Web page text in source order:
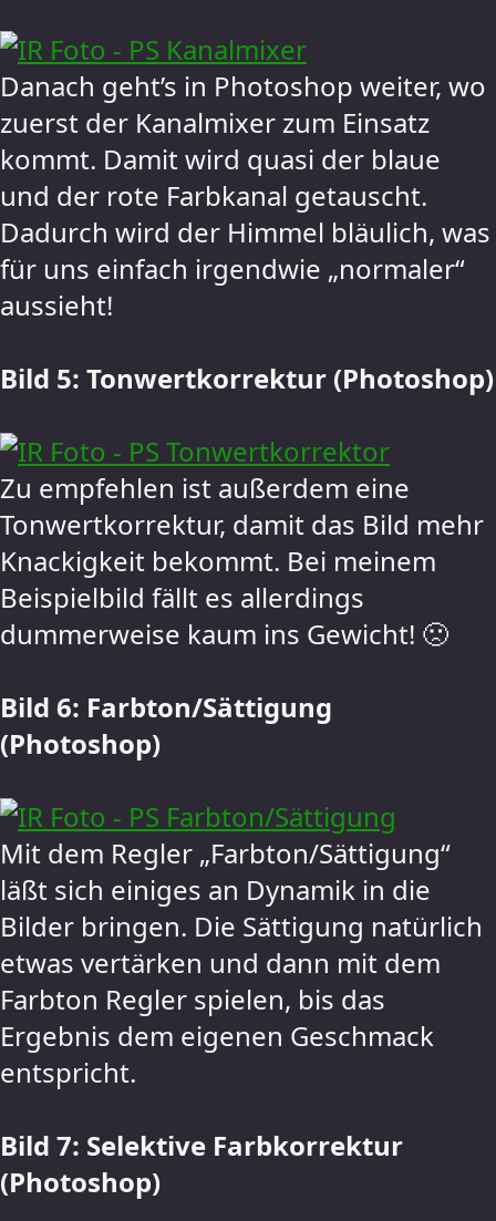
Danach geht’s in Photoshop weiter, wo
zuerst der Kanalmixer zum Einsatz
kommt. Damit wird quasi der blaue
und der rote Farbkanal getauscht.
Dadurch wird der Himmel bläulich, was
für uns einfach irgendwie „normaler“
aussieht!
Bild 5: Tonwertkorrektur (Photoshop)
Zu empfehlen ist außerdem eine
Tonwertkorrektur, damit das Bild mehr
Knackigkeit bekommt. Bei meinem
Beispielbild fällt es allerdings
dummerweise kaum ins Gewicht! 🙁
Bild 6: Farbton/Sättigung
(Photoshop)
Mit dem Regler „Farbton/Sättigung“
läßt sich einiges an Dynamik in die
Bilder bringen. Die Sättigung natürlich
etwas vertärken und dann mit dem
Farbton Regler spielen, bis das
Ergebnis dem eigenen Geschmack
entspricht.
Bild 7: Selektive Farbkorrektur
(Photoshop)